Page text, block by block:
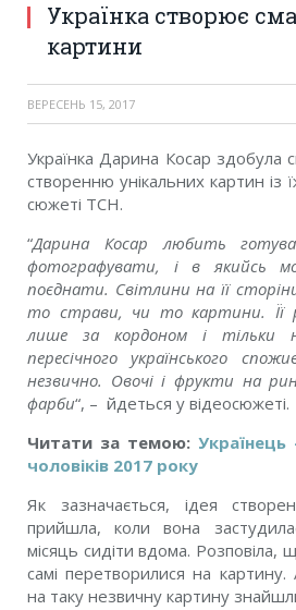
Українка створює
картини
ВЕРЕСЕНЬ 15, 2017
Українка Дарина Косар здобула
створенню унікальних картин із
сюжеті ТСН.
“Дарина Косар любить
фотографувати, і в якийсь
поєднати. Світлини на її
то страви, чи то картини. Її
лише за кордоном і тільки
пересічного українського
незвично. Овочі і фрукти на
фарби“, – йдеться у відеосюжеті.
Читати за темою:
чоловіків 2017 року
Як зазначається, ідея
прийшла, коли вона
місяць сидіти вдома. Розповіла,
самі перетворилися на картину.
на таку незвичну картину